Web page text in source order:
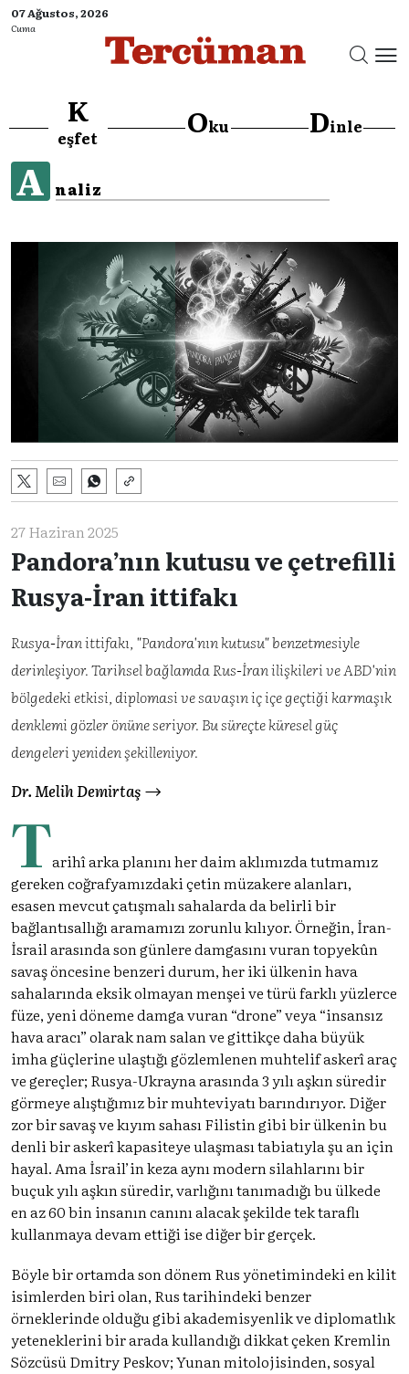
07 Ağustos, 2026
Cuma
K
eşfet Oku Dinle
A naliz
27 Haziran 2025
Pandora’nın kutusu ve çetrefilli
Rusya-İran ittifakı
Rusya-İran ittifakı, "Pandora'nın kutusu" benzetmesiyle
derinleşiyor. Tarihsel bağlamda Rus-İran ilişkileri ve ABD'nin
bölgedeki etkisi, diplomasi ve savaşın iç içe geçtiği karmaşık
denklemi gözler önüne seriyor. Bu süreçte küresel güç
dengeleri yeniden şekilleniyor.
Dr. Melih Demirtaş
Tarihî arka planını her daim aklımızda tutmamız
gereken coğrafyamızdaki çetin müzakere alanları,
esasen mevcut çatışmalı sahalarda da belirli bir
bağlantısallığı aramamızı zorunlu kılıyor. Örneğin, İran-
İsrail arasında son günlere damgasını vuran topyekûn
savaş öncesine benzeri durum, her iki ülkenin hava
sahalarında eksik olmayan menşei ve türü farklı yüzlerce
füze, yeni döneme damga vuran “drone” veya “insansız
hava aracı” olarak nam salan ve gittikçe daha büyük
imha güçlerine ulaştığı gözlemlenen muhtelif askerî araç
ve gereçler; Rusya-Ukrayna arasında 3 yılı aşkın süredir
görmeye alıştığımız bir muhteviyatı barındırıyor. Diğer
zor bir savaş ve kıyım sahası Filistin gibi bir ülkenin bu
denli bir askerî kapasiteye ulaşması tabiatıyla şu an için
hayal. Ama İsrail’in keza aynı modern silahlarını bir
buçuk yılı aşkın süredir, varlığını tanımadığı bu ülkede
en az 60 bin insanın canını alacak şekilde tek taraflı
kullanmaya devam ettiği ise diğer bir gerçek.
Böyle bir ortamda son dönem Rus yönetimindeki en kilit
isimlerden biri olan, Rus tarihindeki benzer
örneklerinde olduğu gibi akademisyenlik ve diplomatlık
yeteneklerini bir arada kullandığı dikkat çeken Kremlin
Sözcüsü Dmitry Peskov; Yunan mitolojisinden, sosyal